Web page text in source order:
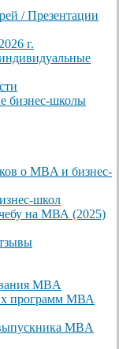
/ Презентации
г.
бизнес-школы
о MBA и бизнес-
школ
на МВА (2025)
MBA
программ МВА
MBA